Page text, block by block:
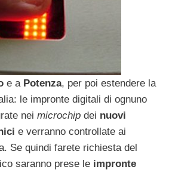
e a Potenza, per poi estendere la
le im­pronte digitali di ognuno
nei microchip dei nuovi
e ver­ranno controllate ai
Se quindi farete richiesta del
saranno prese le im­pronte